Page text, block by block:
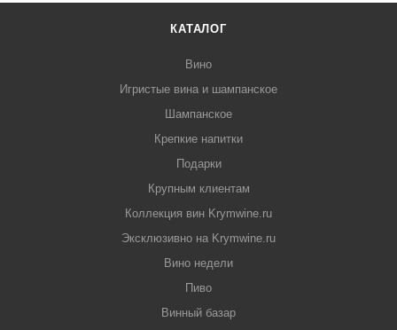
КАТАЛОГ
Вино
Игристые вина и шампанское
Шампанское
Крепкие напитки
Подарки
Крупным клиентам
Коллекция вин Krymwine.ru
Эксклюзивно на Krymwine.ru
Вино недели
Пиво
Винный базар